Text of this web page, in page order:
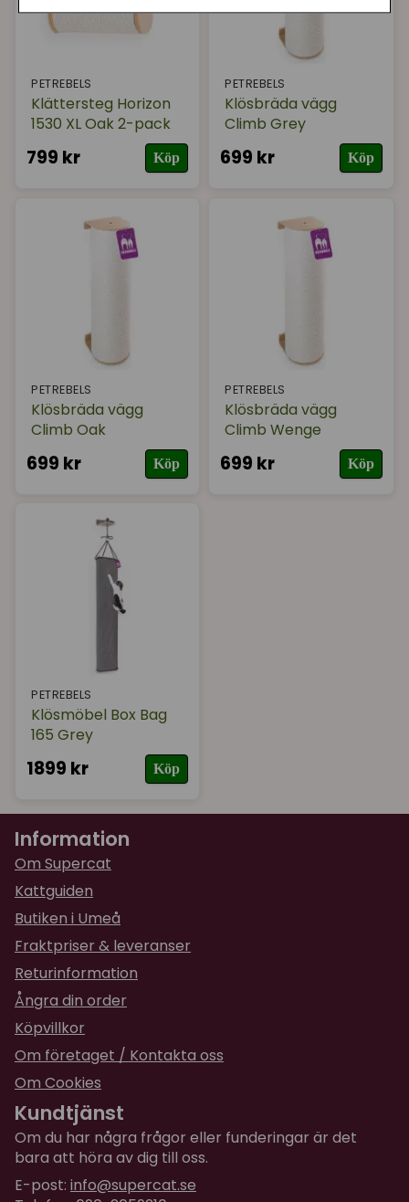
PETREBELS
Klättersteg Horizon
1530 XL Oak 2-pack
799 kr Köp
PETREBELS
Klösbräda vägg
Climb Grey
699 kr Köp
PETREBELS
Klösbräda vägg
Climb Oak
699 kr Köp
PETREBELS
Klösbräda vägg
Climb Wenge
699 kr Köp
PETREBELS
Klösmöbel Box Bag
165 Grey
1899 kr Köp
Information
Om Supercat
Kattguiden
Butiken i Umeå
Fraktpriser & leveranser
Returinformation
Ångra din order
Köpvillkor
Om företaget / Kontakta oss
Om Cookies
Kundtjänst
Om du har några frågor eller funderingar är det
bara att höra av dig till oss.
E-post: info@supercat.se